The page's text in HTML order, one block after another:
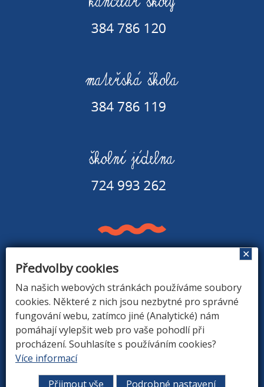
Základní škola a Mateřská škola v Rapšachu
378 07 Rapšach 290
GPS souřadnice: 48.8779183N, 14.9374494E
ÚVOD|O ŠKOLE|ZÁKLADNÍ ŠKOLA|MATEŘSKÁ
ŠKOLA
Předvolby cookies
Na našich webových stránkách používáme soubory
cookies. Některé z nich jsou nezbytné pro správné
fungování webu, zatímco jiné (Analytické) nám
pomáhají vylepšit web pro vaše pohodlí při
procházení. Souhlasíte s používáním cookies?
Více informací
Přijmout vše Podrobné nastavení
✕